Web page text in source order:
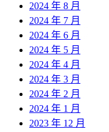
2024 年 8 月
2024 年 7 月
2024 年 6 月
2024 年 5 月
2024 年 4 月
2024 年 3 月
2024 年 2 月
2024 年 1 月
2023 年 12 月